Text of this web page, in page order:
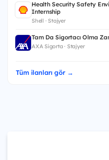
Health Security Safety
Internship
Shell · Stajyer
Tam Da Sigortacı Olma
AXA Sigorta · Stajyer
Tüm ilanları gör →